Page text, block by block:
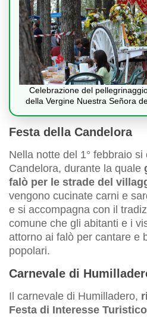
Celebrazione del
della Vergine Nuestra Señora
Festa della Candelora
Nella notte del 1° febbraio
Candelora, durante la quale
falò per le strade del
vengono cucinate carni e
e si accompagna con il
comune che gli abitanti e i
attorno ai falò per cantare e
popolari.
Carnevale di
Il carnevale di Humilladero,
Festa di Interesse